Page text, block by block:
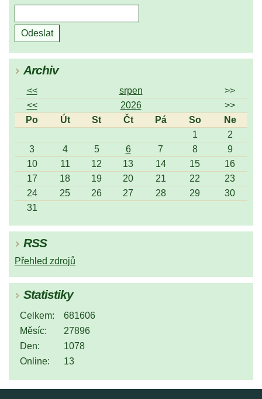
Archiv
<< srpen
>>
<<
2026
>>
Po
Út St Čt Pá So
Ne
1
2
3
4 5 6 7 8
9
10
11 12 13 14 15
16
17
18 19 20 21 22
23
24
25 26 27 28 29
30
31
RSS
Přehled zdrojů
Statistiky
Online: 13
Celkem:
681606
Měsíc:
27896
Den:
1078